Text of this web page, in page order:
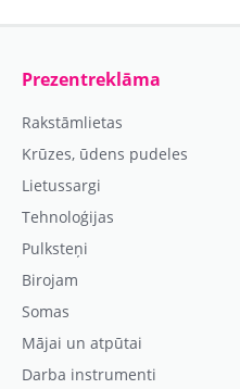
Prezentreklāma
Rakstāmlietas
Krūzes, ūdens pudeles
Lietussargi
Tehnoloģijas
Pulksteņi
Birojam
Somas
Mājai un atpūtai
Darba instrumenti